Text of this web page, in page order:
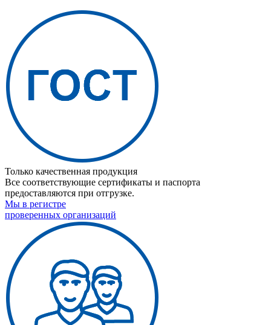
Только качественная продукция
Все соответствующие сертификаты и паспорта
предоставляются при отгрузке.
Мы в регистре
проверенных организаций